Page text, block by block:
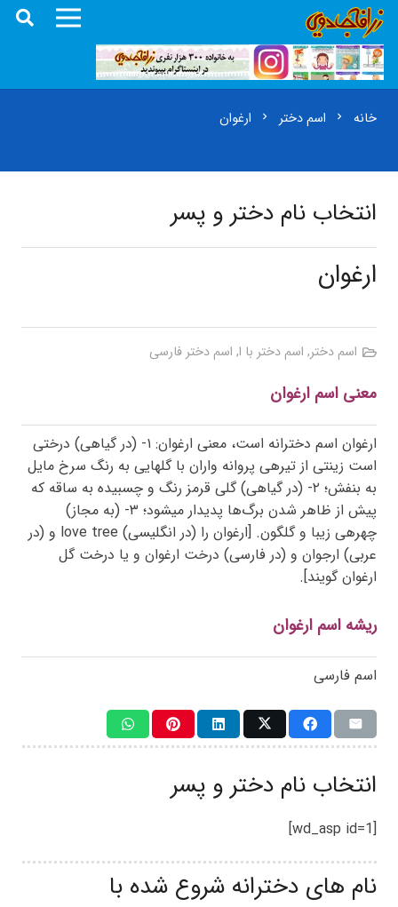
خانه chevron_right اسم دختر chevron_right ارغوان
انتخاب نام دختر و پسر
ارغوان
اسم دختر, اسم دختر با ا, اسم دختر فارسی
معنی اسم ارغوان
ارغوان اسم دخترانه است، معنی ارغوان: ۱- (در گیاهی) درختی
است زینتی از تیرهی پروانه واران با گلهایی به رنگ سرخ مایل
به بنفش؛ ۲- (در گیاهی) گلی قرمز رنگ و چسبیده به ساقه که
پیش از ظاهر شدن برگ‌ها پدیدار میشود؛ ۳- (به مجاز)
چهرهی زیبا و گلگون. [ارغوان را (در انگلیسی)
love tree
و (در
عربی) ارجوان و (در فارسی) درخت ارغوان و یا درخت گل
ارغوان گویند].
ریشه اسم ارغوان
اسم فارسی
انتخاب نام دختر و پسر
[wd_asp id=1]
نام های دخترانه شروع شده با